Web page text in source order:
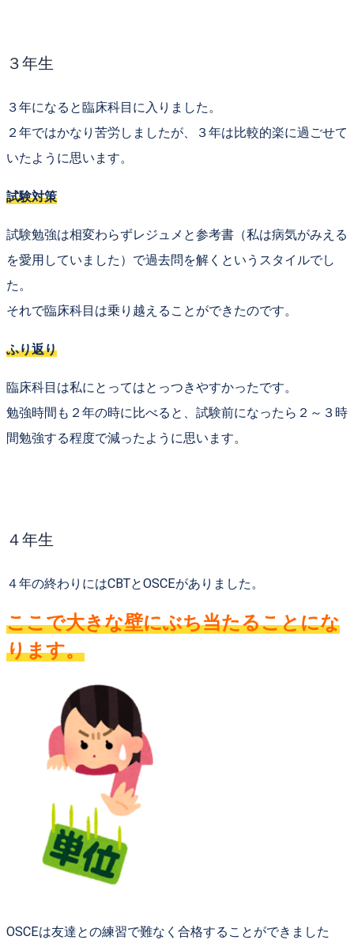
３年生
３年になると 臨床科目 に入りました。
２年ではかなり苦労しましたが、３年は比較的楽に過ごせて
いたように思います。
試験対策
試験勉強は相変わらずレジュメと参考書（私は病気がみえる
を愛用していました）で過去問を解くというスタイルでし
た。
それで臨床科目は乗り越えることができたのです。
ふり返り
臨床科目は私にとってはとっつきやすかったです。
勉強時間も２年の時に比べると、試験前になったら２～３時
間勉強する程度で減ったように思います。
４年生
４年の終わりにはCBTとOSCEがありました。
ここで大きな壁にぶち当たることにな
ります。
OSCEは友達との練習で難なく合格することができました